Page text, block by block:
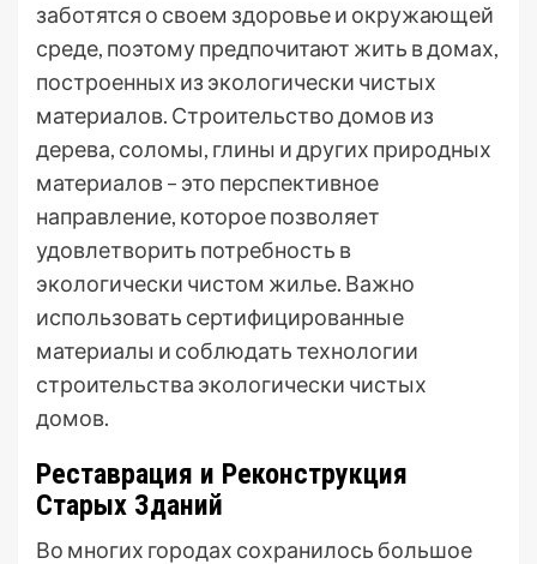
заботятся о своем здоровье и окружающей
среде, поэтому предпочитают жить в домах,
построенных из экологически чистых
материалов. Строительство домов из
дерева, соломы, глины и других природных
материалов – это перспективное
направление, которое позволяет
удовлетворить потребность в
экологически чистом жилье. Важно
использовать сертифицированные
материалы и соблюдать технологии
строительства экологически чистых
домов.
Реставрация и Реконструкция
Старых Зданий
Во многих городах сохранилось большое